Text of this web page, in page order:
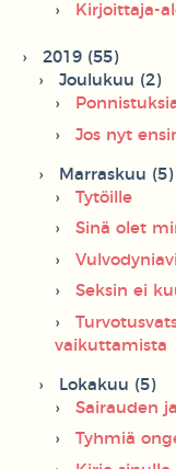
Kirjoittaja-
2019 (55)
Joulukuu (2)
Jos nyt
Marraskuu (5)
Tytöille
Sinä olet
Seksin ei
vaikuttamista
Lokakuu (5)
Sairauden
Tyhmiä